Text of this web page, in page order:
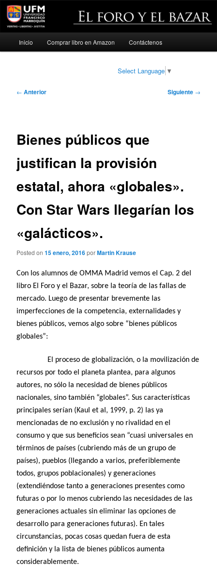
Ir
Inicio Comprar libro en Amazon Contáctenos
Select Language ▼
Navegación
← Anterior Siguiente →
Bienes públicos que
justifican la provisión
estatal, ahora «globales».
Con Star Wars llegarían los
«galácticos».
Posted on15 enero, 2016porMartin Krause
Con los alumnos de OMMA Madrid vemos el Cap. 2 del
libro El Foro y el Bazar, sobre la teoría de las fallas de
mercado. Luego de presentar brevemente las
imperfecciones de la competencia, externalidades y
bienes públicos, vemos algo sobre “bienes públicos
globales”:
El proceso de globalización, o la movilización de
recursos por todo el planeta plantea, para algunos
autores, no sólo la necesidad de bienes públicos
nacionales, sino también “globales”. Sus características
principales serían (Kaul et al, 1999, p. 2) las ya
mencionadas de no exclusión y no rivalidad en el
consumo y que sus beneficios sean “cuasi universales en
términos de países (cubriendo más de un grupo de
países), pueblos (llegando a varios, preferiblemente
todos, grupos poblacionales) y generaciones
(extendiéndose tanto a generaciones presentes como
futuras o por lo menos cubriendo las necesidades de las
generaciones actuales sin eliminar las opciones de
desarrollo para generaciones futuras). En tales
circunstancias, pocas cosas quedan fuera de esta
definición y la lista de bienes públicos aumenta
considerablemente.